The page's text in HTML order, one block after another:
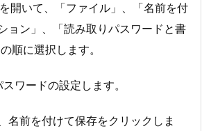
開いて、「ファイル」、「名前を付
ョン」、「読み取りパスワードと書
順に選択します。
ワードの設定します。
名前を付けて保存をクリックしま